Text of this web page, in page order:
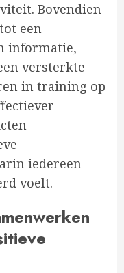
Bovendien
een
informatie,
versterkte
in training op
iedereen
voelt.